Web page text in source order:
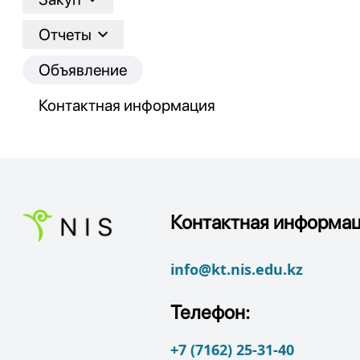
Отчеты
Объявление
Контактная информация
Контактная
info@kt.nis.edu.kz
Телефон:
+7 (7162) 25-31-40